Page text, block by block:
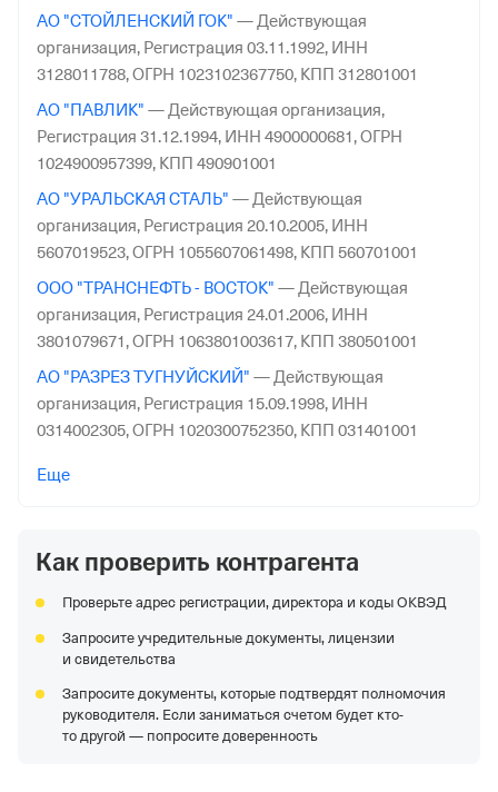
АО "СТОЙЛЕНСКИЙ ГОК" —Действующая
организация, Регистрация 03.11.1992, ИНН
3128011788,ОГРН 1023102367750, КПП 312801001
АО "ПАВЛИК" —Действующая организация,
Регистрация 31.12.1994, ИНН 4900000681,ОГРН
1024900957399, КПП 490901001
АО "УРАЛЬСКАЯ СТАЛЬ" —Действующая
организация, Регистрация 20.10.2005, ИНН
5607019523,ОГРН 1055607061498, КПП 560701001
ООО "ТРАНСНЕФТЬ - ВОСТОК" —Действующая
организация, Регистрация 24.01.2006, ИНН
3801079671,ОГРН 1063801003617, КПП 380501001
АО "РАЗРЕЗ ТУГНУЙСКИЙ" —Действующая
организация, Регистрация 15.09.1998, ИНН
0314002305,ОГРН 1020300752350, КПП 031401001
АО "ЧЭМК"
ППК "ВСК"— Действующая организация,
1207700151427,КПП 774301001
ООО "СУР"—Действующая организация,
Регистрация 10.09.2002,
1027706006195,КПП 650801001
ООО "БРЯНСКАЯ МЯСНАЯ КОМПАНИЯ"
Еще
Как проверить контрагента
Проверьте адрес регистрации, директора и коды ОКВЭД
Запросите учредительные документы, лицензии
и свидетельства
Запросите документы, которые подтвердят полномочия
руководителя. Если заниматься счетом будет кто-
то другой — попросите доверенность